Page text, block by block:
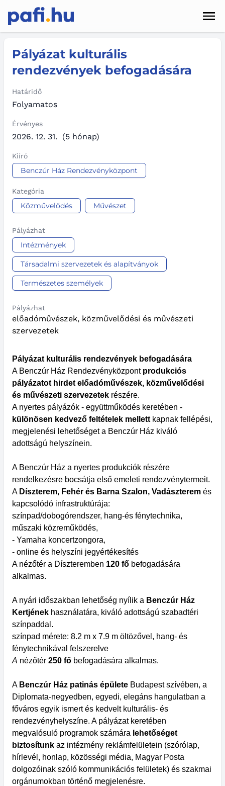
Pályázatok
Szolgáltatások
Kapcsolat
Sötét mód
Pályázat kulturális
rendezvények befogadására
Határidő
Folyamatos
Érvényes
2026. 12. 31. (5 hónap)
Kiíró
Benczúr Ház Rendezvényközpont
Kategória
Közművelődés Művészet
Pályázhat
Intézmények
Társadalmi szervezetek és alapítványok
Természetes személyek
Pályázhat
előadóművészek, közművelődési és művészeti
szervezetek
Pályázat kulturális rendezvények befogadására
A Benczúr Ház Rendezvényközpont produkciós
pályázatot hirdet előadóművészek, közművelődési
és művészeti szervezetek részére.
A nyertes pályázók - együttműködés keretében -
különösen kedvező feltételek mellett kapnak fellépési,
megjelenési lehetőséget a Benczúr Ház kiváló
adottságú helyszínein.
A Benczúr Ház a nyertes produkciók részére
rendelkezésre bocsátja első emeleti rendezvénytermeit.
A Díszterem, Fehér és Barna Szalon, Vadászterem és
kapcsolódó infrastruktúrája:
színpad/dobogórendszer, hang-és fénytechnika,
műszaki közreműködés,
- Yamaha koncertzongora,
- online és helyszíni jegyértékesítés
A nézőtér a Díszteremben 120 fő befogadására
alkalmas.
A nyári időszakban lehetőség nyílik a Benczúr Ház
Kertjének használatára, kiváló adottságú szabadtéri
színpaddal.
színpad mérete: 8.2 m x 7.9 m öltözővel, hang- és
fénytechnikával felszerelve
A nézőtér 250 fő befogadására alkalmas.
A Benczúr Ház patinás épülete Budapest szívében, a
Diplomata-negyedben, egyedi, elegáns hangulatban a
főváros egyik ismert és kedvelt kulturális- és
rendezvényhelyszíne. A pályázat keretében
megvalósuló programok számára lehetőséget
biztosítunk az intézmény reklámfelületein (szórólap,
hírlevél, honlap, közösségi média, Magyar Posta
dolgozóinak szóló kommunikációs felületek) és szakmai
orgánumokban történő megjelenésre.